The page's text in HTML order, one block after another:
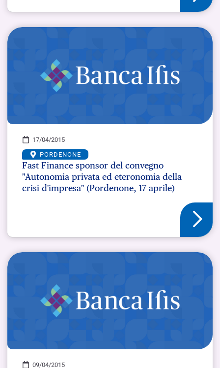
17/04/2015
PORDENONE
Fast Finance sponsor del convegno
"Autonomia privata ed eteronomia della
crisi d'impresa" (Pordenone, 17 aprile)
09/04/2015